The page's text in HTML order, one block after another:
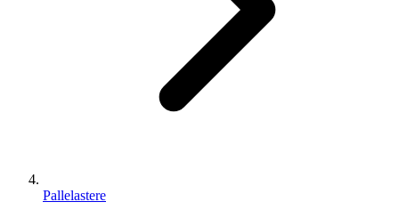
Pallelastere